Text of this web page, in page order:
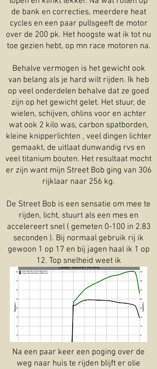
de bank en correcties, meerdere heat
cycles en een paar pullsgeeft de motor
over de 200 pk. Het hoogste wat ik tot nu
toe gezien hebt, op mn race motoren na.
Behalve vermogen is het gewicht ook
van belang als je hard wilt rijden. Ik heb
op veel onderdelen behalve dat ze goed
zijn op het gewicht gelet. Het stuur, de
wielen, schijven, ohlins voor en achter
wat ook 2 kilo was, carbon spatborden,
kleine knipperlichten , veel dingen lichter
gemaakt, de uitlaat dunwandig rvs en
veel titanium bouten. Het resultaat mocht
er zijn want mijn Street Bob ging van 306
rijklaar naar 256 kg.
De Street Bob is een sensatie om mee te
rijden, licht, stuurt als een mes en
accelereert snel ( gemeten 0-100 in 2.83
seconden ). Bij normaal gebruik rij ik
gewoon 1 op 17 en bij jagen haal ik 1 op
12. Top snelheid weet ik
Na een paar keer een poging over de
weg naar huis te rijden blijft er olie